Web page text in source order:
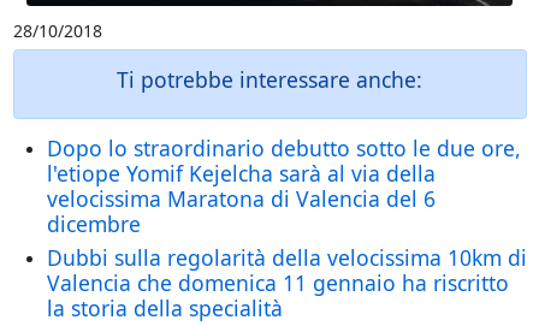
28/10/2018
Ti potrebbe interessare anche:
Dopo lo straordinario debutto sotto le due ore,
l'etiope Yomif Kejelcha sarà al via della
velocissima Maratona di Valencia del 6
dicembre
Dubbi sulla regolarità della velocissima 10km di
Valencia che domenica 11 gennaio ha riscritto
la storia della specialità